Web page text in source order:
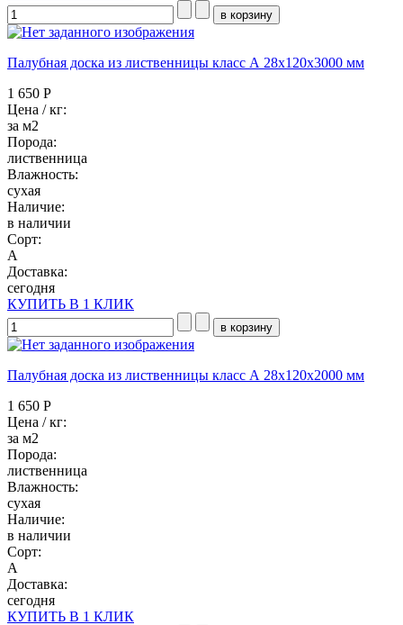
Палубная доска из лиственницы класс А 28x120x3000 мм
1 650 Р
Цена / кг:
за м2
Порода:
лиственница
Влажность:
сухая
Наличие:
в наличии
Сорт:
А
Доставка:
сегодня
КУПИТЬ В 1 КЛИК
Палубная доска из лиственницы класс А 28x120x2000 мм
1 650 Р
Цена / кг:
за м2
Порода:
лиственница
Влажность:
сухая
Наличие:
в наличии
Сорт:
А
Доставка:
сегодня
КУПИТЬ В 1 КЛИК